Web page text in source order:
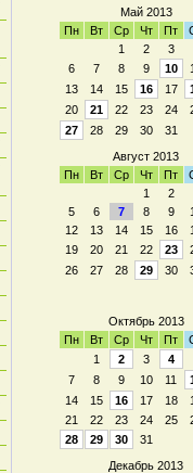
Май 2013
Пн
Вт Ср Чт Пт
1
2 3
6
7 8 9 10
13
14 15 16 17
20
21 22 23 24
27
28 29 30
31
Август 2013
Пн
Вт Ср Чт Пт
1
2
5
6 7 8 9
12
13 14 15 16
19
20 21 22 23
26
27 28 29 30
Октябрь 2013
Пн
Вт Ср Чт Пт
1
2 3 4
7
8 9 10 11
14
15 16 17 18
21
22 23 24 25
28
29 30
31
Декабрь 2013